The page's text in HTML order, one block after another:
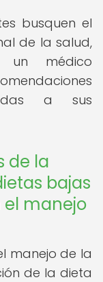
busquen el
de la salud,
un médico
a sus
de la
bajas
manejo
manejo de la
de la dieta